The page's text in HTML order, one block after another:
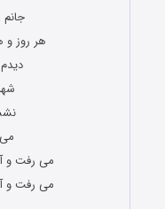
هر روز و
می رفت و
می رفت و